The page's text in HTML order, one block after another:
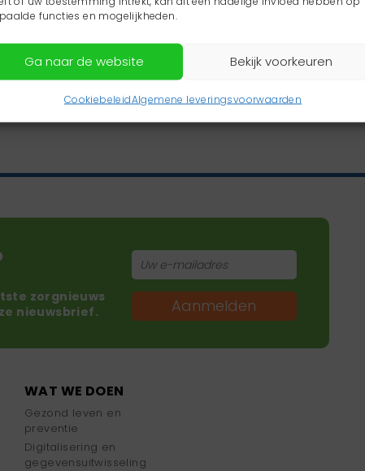
functies en mogelijkheden.
Ga naar de website Bekijk voorkeuren
CookiebeleidAlgemene leveringsvoorwaarden
zorgnieuws
nieuwsbrief.
Aanmelden
WAT WE DOEN
Gezond leven en
preventie
Digitalisering en
gegevensuitwisseling